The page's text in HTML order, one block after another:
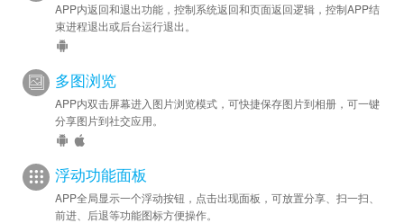
APP内返回和退出功能，控制系统返回和页面返回逻辑，控制APP结
束进程退出或后台运行退出。
多图浏览
APP内双击屏幕进入图片浏览模式，可快捷保存图片到相册，可一键
分享图片到社交应用。
浮动功能面板
APP全局显示一个浮动按钮，点击出现面板，可放置分享、扫一扫、
前进、后退等功能图标方便操作。